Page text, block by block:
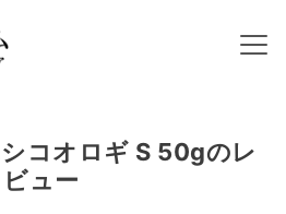
のレビュー
シコオロギ S 50gのレ
ビュー